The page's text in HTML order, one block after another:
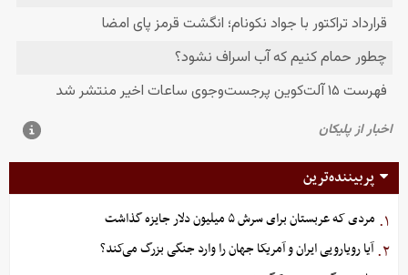
پربیننده‌ترین
۱. مردی که عربستان برای سرش ۵ میلیون دلار جایزه گذاشت
۲. آیا رویارویی ایران و آمریکا جهان را وارد جنگی بزرگ می‌کند؟